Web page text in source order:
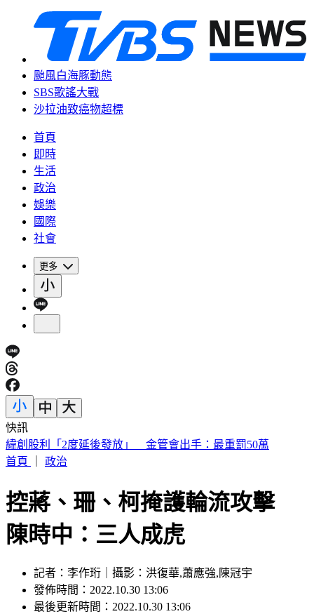
颱風白海豚動態
SBS歌謠大戰
沙拉油致癌物超標
首頁
即時
生活
政治
娛樂
國際
社會
更多
快訊
砍Gmail神功能 2027年起停止支援第三方帳號收寄信
首頁
政治
控蔣、珊、柯掩護輪流攻擊
陳時中：三人成虎
記者：李作珩｜攝影：洪復華,蕭應強,陳冠宇
發佈時間：2022.10.30 13:06
最後更新時間：2022.10.30 13:06